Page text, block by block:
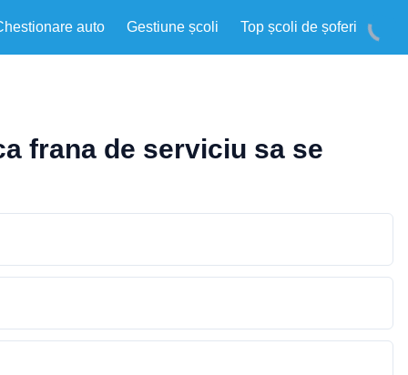
auto Gestiune școli Top școli de șoferi
frana de serviciu sa se